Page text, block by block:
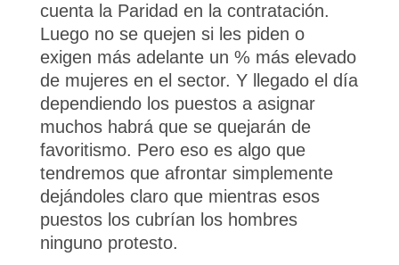
cuenta la Paridad en la contratación.
Luego no se quejen si les piden o
exigen más adelante un % más elevado
de mujeres en el sector. Y llegado el día
dependiendo los puestos a asignar
muchos habrá que se quejarán de
favoritismo. Pero eso es algo que
tendremos que afrontar simplemente
dejándoles claro que mientras esos
puestos los cubrían los hombres
ninguno protesto.